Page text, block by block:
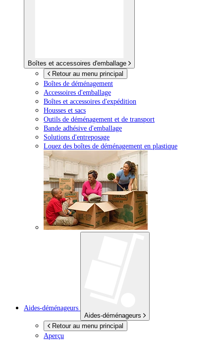
Boîtes et accessoires d'emballage
Retour au menu principal
Boîtes de déménagement
Accessoires d'emballage
Boîtes et accessoires d'expédition
Housses et sacs
Outils de déménagement et de transport
Bande adhésive d'emballage
Solutions d'entreposage
Louez des boîtes de déménagement en plastique
Aides-déménageurs
Aides-déménageurs
Retour au menu principal
Aperçu